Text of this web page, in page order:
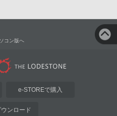
コン版へ
e-STOREで購入
ンロード